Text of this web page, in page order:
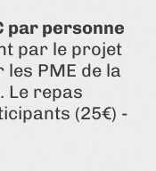
par personne
par le projet
PME de la
Le repas
(25€) -